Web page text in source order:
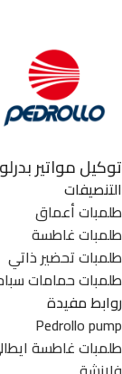
توكيل مواتير
التنصيفات
طلمبات أعماق
طلمبات غاطسة
طلمبات تحضير ذاتي
طلمبات حمامات
روابط مفيدة
Pedrollo pump
طلمبات غاطسة